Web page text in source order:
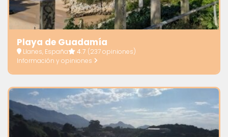
Playa de Guadamía
Llanes, España 4.7 (237 opiniones)
Información y opiniones